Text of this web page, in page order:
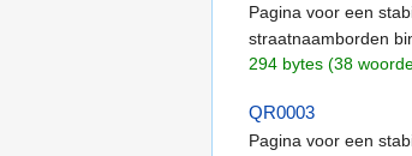
Pagina voor een
straatnaamborden
294 bytes (38
QR0003
Pagina voor een